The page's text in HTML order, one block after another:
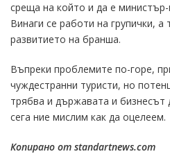
среща на който и да е
Винаги се работи на групички, а
развитието на бранша.
Въпреки проблемите по-горе,
чуждестранни туристи, но
трябва и държавата и бизнесът
сега ние мислим как да оцелеем.
Копирано от standartnews.com